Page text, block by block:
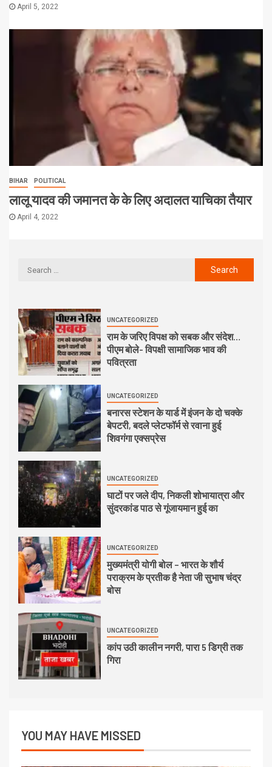
April 5, 2022
BIHAR POLITICAL
लालू यादव की जमानत के के लिए अदालत याचिका तैयार
April 4, 2022
UNCATEGORIZED
राम के जरिए विपक्ष को सबक और संदेश…
पीएम बोले- विपक्षी सामाजिक भाव की
पवित्रता
UNCATEGORIZED
बनारस स्टेशन के यार्ड में इंजन के दो चक्के
बेपटरी, बदले प्लेटफॉर्म से रवाना हुई
शिवगंगा एक्सप्रेस
UNCATEGORIZED
घाटों पर जले दीप, निकली शोभायात्रा और
सुंदरकांड पाठ से गूंजायमान हुई का
UNCATEGORIZED
मुख्यमंत्री योगी बोल – भारत के शौर्य
पराक्रम के प्रतीक है नेता जी सुभाष चंद्र
बोस
UNCATEGORIZED
कांप उठी कालीन नगरी, पारा 5 डिग्री तक
गिरा
YOU MAY HAVE MISSED